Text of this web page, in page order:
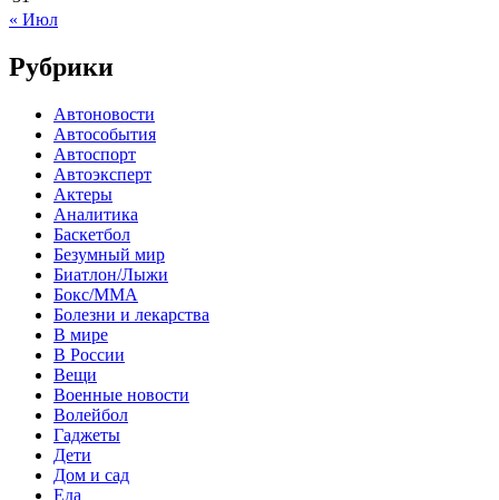
« Июл
Рубрики
Автоновости
Автособытия
Автоспорт
Автоэксперт
Актеры
Аналитика
Баскетбол
Безумный мир
Биатлон/Лыжи
Бокс/MMA
Болезни и лекарства
В мире
В России
Вещи
Военные новости
Волейбол
Гаджеты
Дети
Дом и сад
Еда